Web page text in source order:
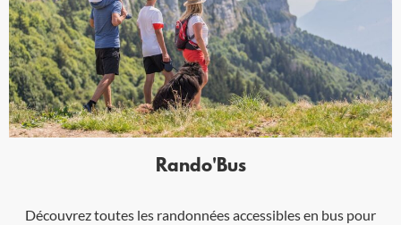
Rando'Bus
Découvrez toutes les randonnées accessibles en bus pour